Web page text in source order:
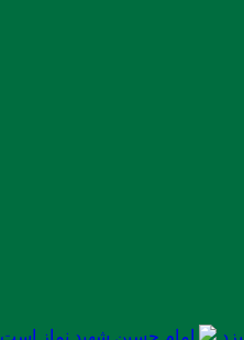
امام حسین شهید نماز است